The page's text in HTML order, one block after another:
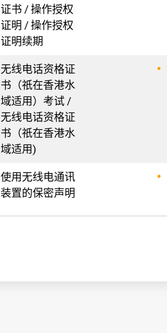
证书 / 操作授权
证明 / 操作授权
证明续期
无线电话资格证
书（祇在香港水
域适用）考试 /
无线电话资格证
书（祇在香港水
域适用)
使用无线电通讯
装置的保密声明